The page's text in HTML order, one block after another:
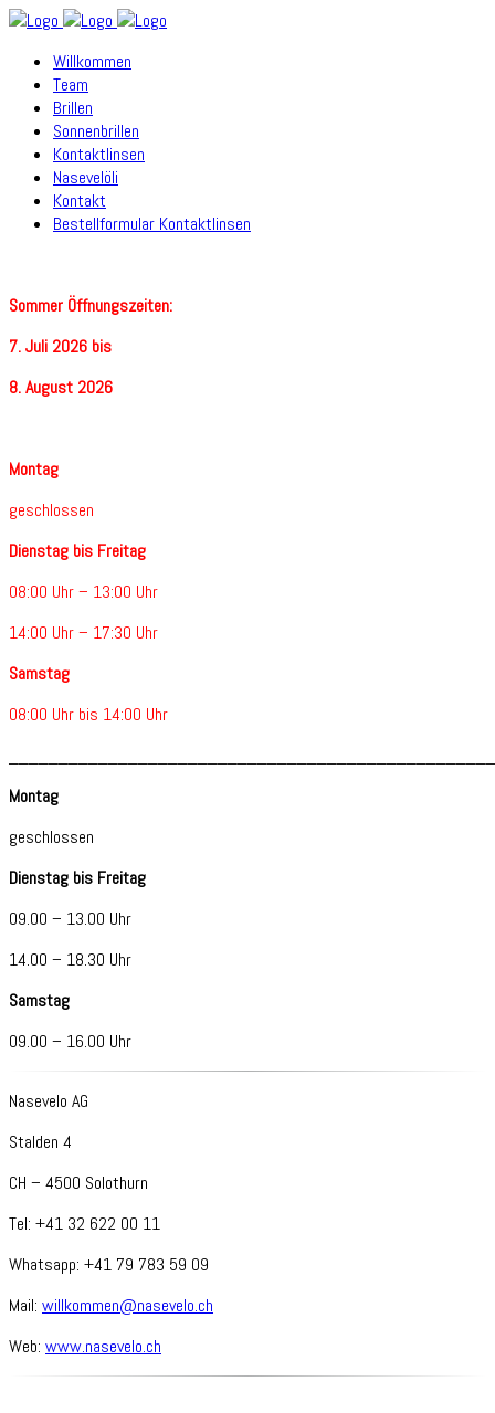
Willkommen
Team
Brillen
Sonnenbrillen
Kontaktlinsen
Nasevelöli
Kontakt
Bestellformular Kontaktlinsen
Sommer Öffnungszeiten:
7. Juli 2026 bis
8. August 2026
Montag
geschlossen
Dienstag bis Freitag
08:00 Uhr – 13:00 Uhr
14:00 Uhr – 17:30 Uhr
Samstag
08:00 Uhr bis 14:00 Uhr
Montag
geschlossen
Dienstag bis Freitag
09.00 – 13.00 Uhr
14.00 – 18.30 Uhr
Samstag
09.00 – 16.00 Uhr
Nasevelo AG
Stalden 4
CH – 4500 Solothurn
Tel: +41 32 622 00 11
Whatsapp: +41 79 783 59 09
Mail: willkommen@nasevelo.ch
Web: www.nasevelo.ch